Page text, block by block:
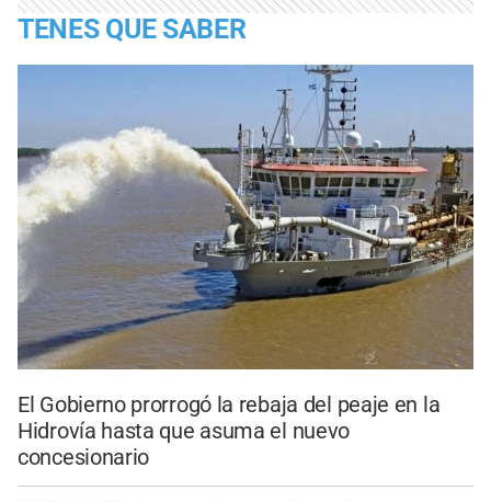
TENES QUE SABER
El Gobierno prorrogó la rebaja del peaje en la
Hidrovía hasta que asuma el nuevo
concesionario